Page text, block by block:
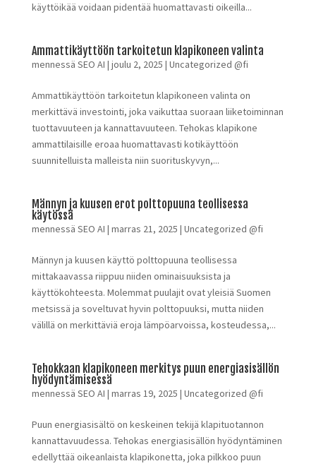
käyttöikää voidaan pidentää huomattavasti oikeilla...
Ammattikäyttöön tarkoitetun klapikoneen valinta
mennessä SEO AI | joulu 2, 2025 | Uncategorized @fi
Ammattikäyttöön tarkoitetun klapikoneen valinta on
merkittävä investointi, joka vaikuttaa suoraan liiketoiminnan
tuottavuuteen ja kannattavuuteen. Tehokas klapikone
ammattilaisille eroaa huomattavasti kotikäyttöön
suunnitelluista malleista niin suorituskyvyn,...
Männyn ja kuusen erot polttopuuna teollisessa
käytössä
mennessä SEO AI | marras 21, 2025 | Uncategorized @fi
Männyn ja kuusen käyttö polttopuuna teollisessa
mittakaavassa riippuu niiden ominaisuuksista ja
käyttökohteesta. Molemmat puulajit ovat yleisiä Suomen
metsissä ja soveltuvat hyvin polttopuuksi, mutta niiden
välillä on merkittäviä eroja lämpöarvoissa, kosteudessa,...
Tehokkaan klapikoneen merkitys puun energiasisällön
hyödyntämisessä
mennessä SEO AI | marras 19, 2025 | Uncategorized @fi
Puun energiasisältö on keskeinen tekijä klapituotannon
kannattavuudessa. Tehokas energiasisällön hyödyntäminen
edellyttää oikeanlaista klapikonetta, joka pilkkoo puun